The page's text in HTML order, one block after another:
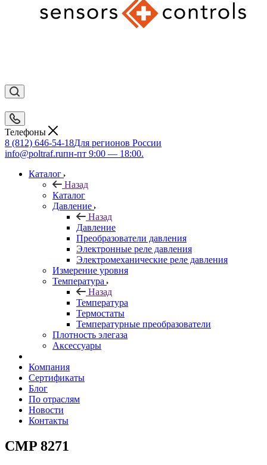
Телефоны
8 (812) 646-54-18Для регионов России
info@poltraf.ruпн-пт 9:00 — 18:00.
Каталог
Назад
Каталог
Давление
Назад
Давление
Преобразователи давления
Электронные реле давления
Электромеханические реле давления
Измерение уровня
Температура
Назад
Температура
Термостаты
Температурные преобразователи
Плотность элегаза
Аксессуары
Компания
Сертификаты
Блог
По отраслям
Новости
Контакты
CMP 8271